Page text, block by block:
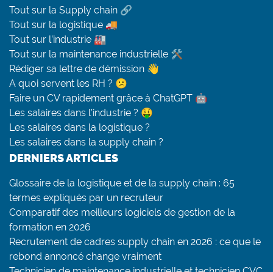
Tout sur la Supply chain 🔗
Tout sur la logistique 🚚
Tout sur l’industrie 🏭
Tout sur la maintenance industrielle 🛠
Rédiger sa lettre de démission 👋
A quoi servent les RH ? 😕
Faire un CV rapidement grâce à ChatGPT 🤖
Les salaires dans l’industrie ? 🤑
Les salaires dans la logistique ?
Les salaires dans la supply chain ?
DERNIERS ARTICLES
Glossaire de la logistique et de la supply chain : 65
termes expliqués par un recruteur
Comparatif des meilleurs logiciels de gestion de la
formation en 2026
Recrutement de cadres supply chain en 2026 : ce que le
rebond annoncé change vraiment